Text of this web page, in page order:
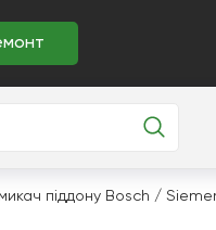
піддону Bosch /